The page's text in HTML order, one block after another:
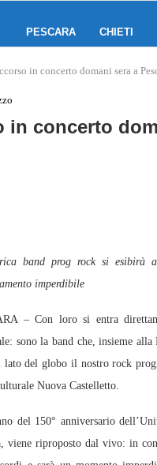
PESCARA CHIETI
in concerto domani sera a
concerto
band prog rock si esibirà
imperdibile
– Con loro si entra
sono la band che, insieme
lato del globo il nostro rock
Nuova Castelletto.
del 150° anniversario
viene riproposto dal vivo: in